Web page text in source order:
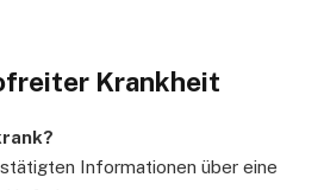
Krankheit
Informationen über eine